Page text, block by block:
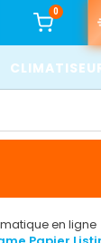
0
en ligne